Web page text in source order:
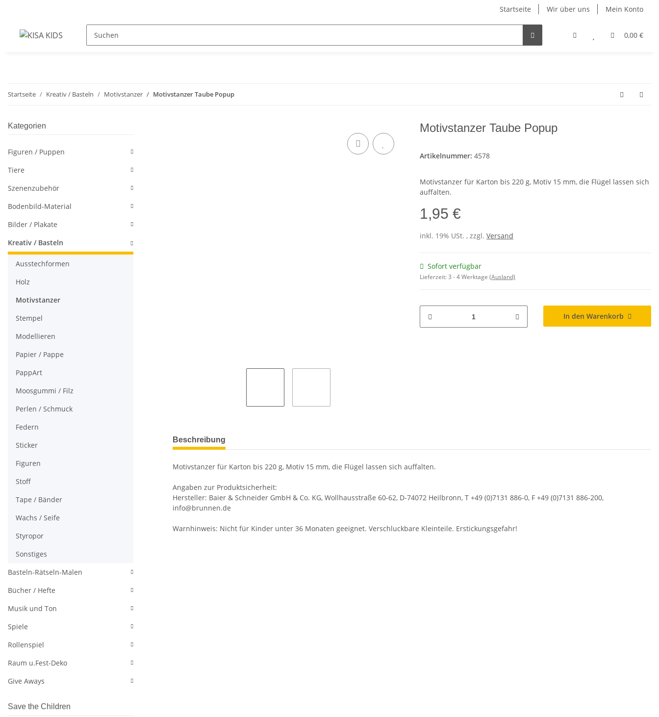
Startseite Wir über uns Mein Konto
0,00 €
Startseite Kreativ / Basteln Motivstanzer Motivstanzer Taube Popup
Motivstanzer Taube Popup
Artikelnummer: 4578
Motivstanzer für Karton bis 220 g, Motiv 15 mm, die Flügel lassen sich
auffalten.
1,95 €
inkl. 19% USt. , zzgl. Versand
Sofort verfügbar
Lieferzeit:3 - 4 Werktage (Ausland)
In den Warenkorb
Beschreibung
Motivstanzer für Karton bis 220 g, Motiv 15 mm, die Flügel lassen sich auffalten.
Angaben zur Produktsicherheit:
Hersteller: Baier & Schneider GmbH & Co. KG, Wollhausstraße 60-62, D-74072 Heilbronn, T +49 (0)7131 886-0, F +49 (0)7131 886-200,
info@brunnen.de
Warnhinweis: Nicht für Kinder unter 36 Monaten geeignet. Verschluckbare Kleinteile. Erstickungsgefahr!
Kategorien
Figuren / Puppen
Tiere
Szenenzubehör
Bodenbild-Material
Bilder / Plakate
Kreativ / Basteln
Ausstechformen
Holz
Motivstanzer
Stempel
Modellieren
Papier / Pappe
PappArt
Moosgummi / Filz
Perlen / Schmuck
Federn
Sticker
Figuren
Stoff
Tape / Bänder
Wachs / Seife
Styropor
Sonstiges
Basteln-Rätseln-Malen
Bücher / Hefte
Musik und Ton
Spiele
Rollenspiel
Raum u.Fest-Deko
Give Aways
Save the Children